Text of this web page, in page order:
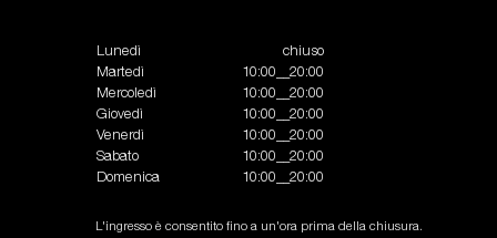
Lunedì
chiuso
Martedì
10:00__20:00
Mercoledì
10:00__20:00
Giovedì
10:00__20:00
Venerdì
10:00__20:00
Sabato
10:00__20:00
Domenica
10:00__20:00
L'ingresso è consentito fino a un'ora prima della chiusura.